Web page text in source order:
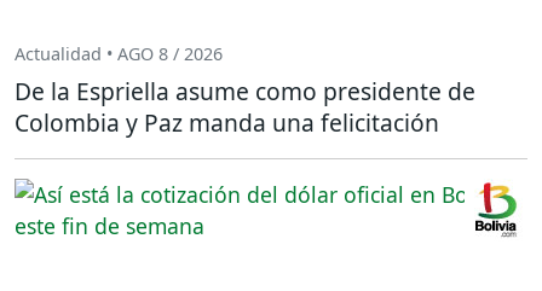
Actualidad • AGO 8 / 2026
De la Espriella asume como presidente de
Colombia y Paz manda una felicitación